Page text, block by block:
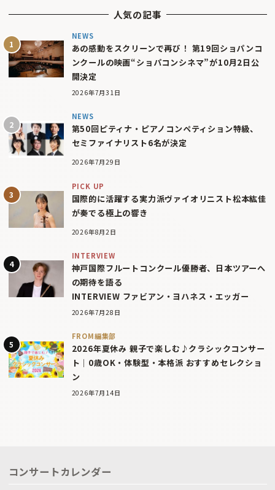
人気の記事
NEWS
あの感動をスクリーンで再び！ 第19回ショパンコ
ンクールの映画“ショパコンシネマ”が10月2日公
開決定
2026年7月31日
NEWS
第50回ピティナ・ピアノコンペティション特級、
セミファイナリスト6名が決定
2026年7月29日
PICK UP
国際的に活躍する実力派ヴァイオリニスト松本紘佳
が奏でる極上の響き
2026年8月2日
INTERVIEW
神戸国際フルートコンクール優勝者、日本ツアーへ
の期待を語る
INTERVIEW ファビアン・ヨハネス・エッガー
2026年7月28日
FROM編集部
2026年夏休み 親子で楽しむ♪クラシックコンサー
ト｜0歳OK・体験型・本格派 おすすめセレクショ
ン
2026年7月14日
コンサートカレンダー